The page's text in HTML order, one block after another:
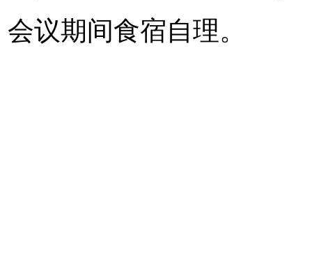
会议期间食宿自理。